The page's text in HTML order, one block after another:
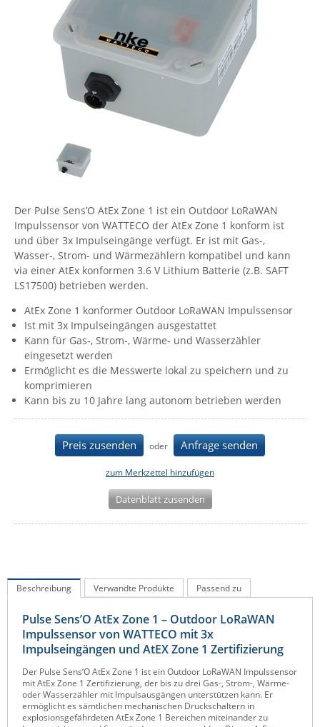
Energiemessung
Energieverteilung
IP, WLAN & GSM Sensorik
Datenlogger
IoT - Internet of Things
Remote I/O
IPC, Industrielle Netzwerktechnik & WLAN
Industrielle Netzwerktechnik / Kommunikation
Industrielle Computer
Wi-Fi - WLAN - Wireless
IT Netzwerktechnik / Kommunikation
Sonstige
RMA / Rücksendung / Support
Comet System
CompleTech
Contemporary Controls
Enginko - mcf88
Fokus Technologies
Gude
Guntermann & Drunck
High Sec Labs
HW group
Icron
IEC Lock
Ihse
Kerlink
Kramer Electronics
Legrand
Moxa
PatchSee
Power Kingdom
Poynting
Raritan
Riello UPS
Server Technology
Der Pulse Sens’O AtEx Zone 1 ist ein Outdoor LoRaWAN
Impulssensor von WATTECO der AtEx Zone 1 konform ist
und über 3x Impulseingänge verfügt. Er ist mit Gas-,
Wasser-, Strom- und Wärmezählern kompatibel und kann
via einer AtEx konformen 3.6 V Lithium Batterie (z.B. SAFT
LS17500) betrieben werden.
AtEx Zone 1 konformer Outdoor LoRaWAN Impulssensor
Ist mit 3x Impulseingängen ausgestattet
Kann für Gas-, Strom-, Wärme- und Wasserzähler
eingesetzt werden
Ermöglicht es die Messwerte lokal zu speichern und zu
komprimieren
Kann bis zu 10 Jahre lang autonom betrieben werden
Preis zusenden oder Anfrage senden
zum Merkzettel hinzufügen
Datenblatt zusenden
Beschreibung Verwandte Produkte Passend zu
Pulse Sens’O AtEx Zone 1 – Outdoor LoRaWAN
Impulssensor von WATTECO mit 3x
Impulseingängen und AtEX Zone 1 Zertifizierung
Der Pulse Sens’O AtEx Zone 1 ist ein Outdoor LoRaWAN Impulssensor
mit AtEx Zone 1 Zertifizierung, der bis zu drei Gas-, Strom-, Wärme-
oder Wasserzähler mit Impulsausgängen unterstützen kann. Er
ermöglicht es sämtlichen mechanischen Druckschaltern in
explosionsgefährdeten AtEx Zone 1 Bereichen miteinander zu